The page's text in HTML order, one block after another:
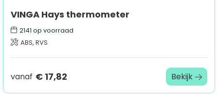
VINGA Hays thermometer
2141 op voorraad
ABS, RVS
vanaf € 17,82 Bekijk